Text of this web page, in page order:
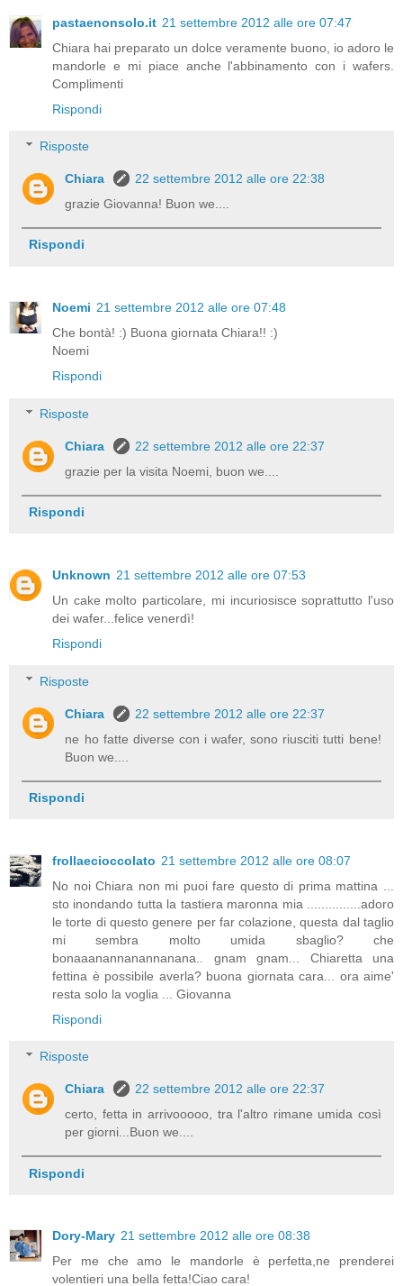
pastaenonsolo.it 21 settembre 2012 alle ore 07:47
Chiara hai preparato un dolce veramente buono, io adoro le
mandorle e mi piace anche l'abbinamento con i wafers.
Complimenti
Rispondi
Risposte
Chiara
22 settembre 2012 alle ore 22:38
grazie Giovanna! Buon we....
Rispondi
Noemi 21 settembre 2012 alle ore 07:48
Che bontà! :) Buona giornata Chiara!! :)
Noemi
Rispondi
Risposte
Chiara
22 settembre 2012 alle ore 22:37
grazie per la visita Noemi, buon we....
Rispondi
Unknown 21 settembre 2012 alle ore 07:53
Un cake molto particolare, mi incuriosisce soprattutto l'uso
dei wafer...felice venerdì!
Rispondi
Risposte
Chiara
22 settembre 2012 alle ore 22:37
ne ho fatte diverse con i wafer, sono riusciti tutti bene!
Buon we....
Rispondi
frollaecioccolato 21 settembre 2012 alle ore 08:07
No noi Chiara non mi puoi fare questo di prima mattina ...
sto inondando tutta la tastiera maronna mia ...............adoro
le torte di questo genere per far colazione, questa dal taglio
mi sembra molto umida sbaglio? che
bonaaanannanannanana.. gnam gnam... Chiaretta una
fettina è possibile averla? buona giornata cara... ora aime'
resta solo la voglia ... Giovanna
Rispondi
Risposte
Chiara
22 settembre 2012 alle ore 22:37
certo, fetta in arrivooooo, tra l'altro rimane umida così
per giorni...Buon we....
Rispondi
Dory-Mary 21 settembre 2012 alle ore 08:38
Per me che amo le mandorle è perfetta,ne prenderei
volentieri una bella fetta!Ciao cara!